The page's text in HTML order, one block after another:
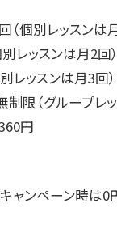
個別レッスンは
レッスンは月2回
レッスンは月3回
限（グループレ
円
ャンペーン時は0